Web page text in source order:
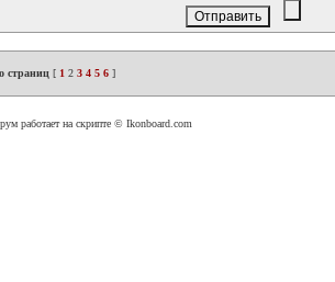
страниц [ 1 2 3 4 5 6 ]
работает на скрипте © Ikonboard.com